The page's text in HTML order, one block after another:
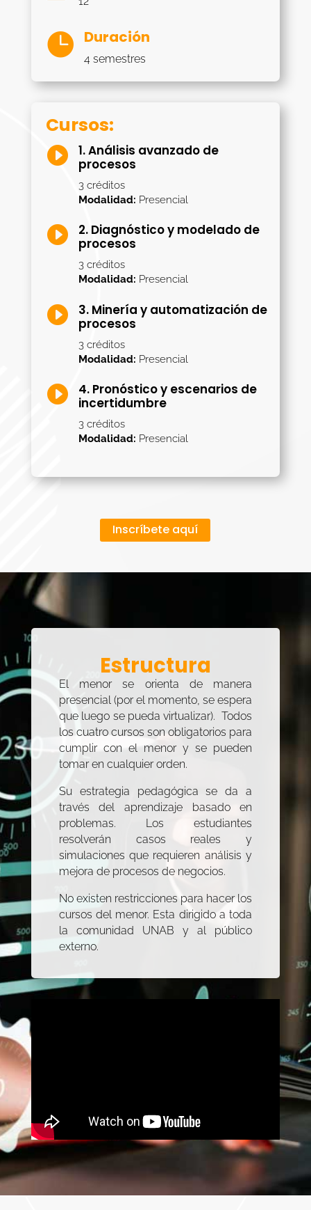
 Duración
4 semestres
Cursos:

1. Análisis avanzado de
procesos
3 créditos
Modalidad: Presencial

2. Diagnóstico y modelado de
procesos
3 créditos
Modalidad: Presencial

3. Minería y automatización de
procesos
3 créditos
Modalidad: Presencial

4. Pronóstico y escenarios de
incertidumbre
3 créditos
Modalidad: Presencial
Inscríbete aquí
Estructura
El menor se orienta de manera
presencial (por el momento, se espera
que luego se pueda virtualizar). Todos
los cuatro cursos son obligatorios para
cumplir con el menor y se pueden
tomar en cualquier orden.
Su estrategia pedagógica se da a
través del aprendizaje basado en
problemas. Los estudiantes
resolverán casos reales y
simulaciones que requieren análisis y
mejora de procesos de negocios.
No existen restricciones para hacer los
cursos del menor. Esta dirigido a toda
la comunidad UNAB y al público
externo.